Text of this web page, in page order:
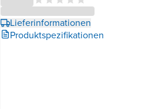
Lieferinformationen
Produktspezifikationen